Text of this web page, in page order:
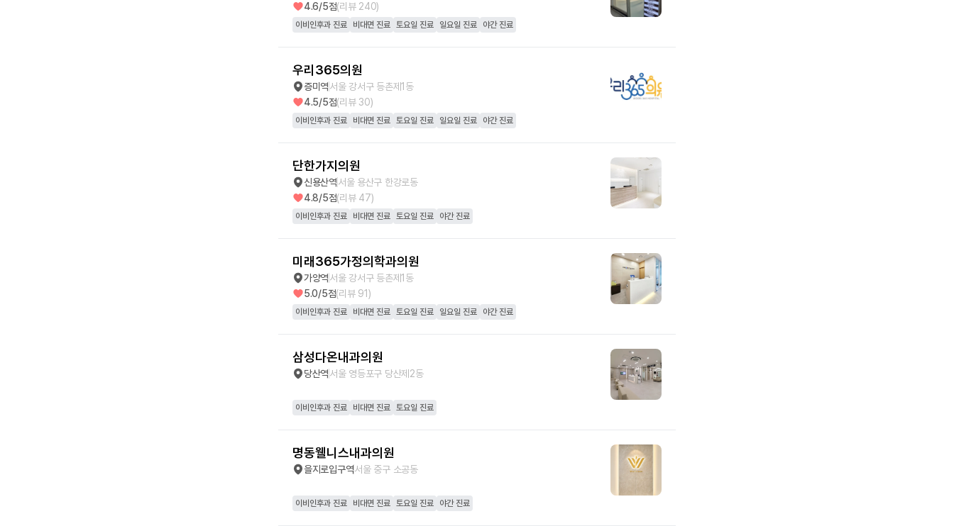
4.6/5점(리뷰 240)
이비인후과 진료 비대면 진료 토요일 진료 일요일 진료 야간 진료
우리365의원
증미역서울 강서구 등촌제1동
4.5/5점(리뷰 30)
이비인후과 진료 비대면 진료 토요일 진료 일요일 진료 야간 진료
단한가지의원
신용산역서울 용산구 한강로동
4.8/5점(리뷰 47)
이비인후과 진료 비대면 진료 토요일 진료 야간 진료
미래365가정의학과의원
가양역서울 강서구 등촌제1동
5.0/5점(리뷰 91)
이비인후과 진료 비대면 진료 토요일 진료 일요일 진료 야간 진료
삼성다온내과의원
당산역서울 영등포구 당산제2동
이비인후과 진료 비대면 진료 토요일 진료
명동웰니스내과의원
을지로입구역서울 중구 소공동
이비인후과 진료 비대면 진료 토요일 진료 야간 진료